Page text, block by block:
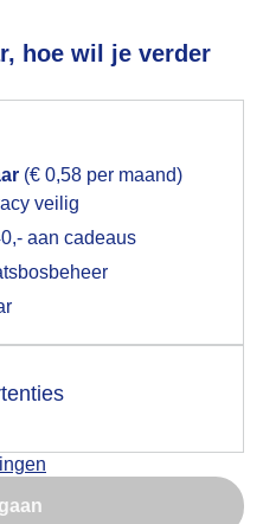
hoe wil je verder
(€ 0,58 per maand)
veilig
aan cadeaus
voor het
op hebt gegeven,
uit je browser waarin
de popup
later